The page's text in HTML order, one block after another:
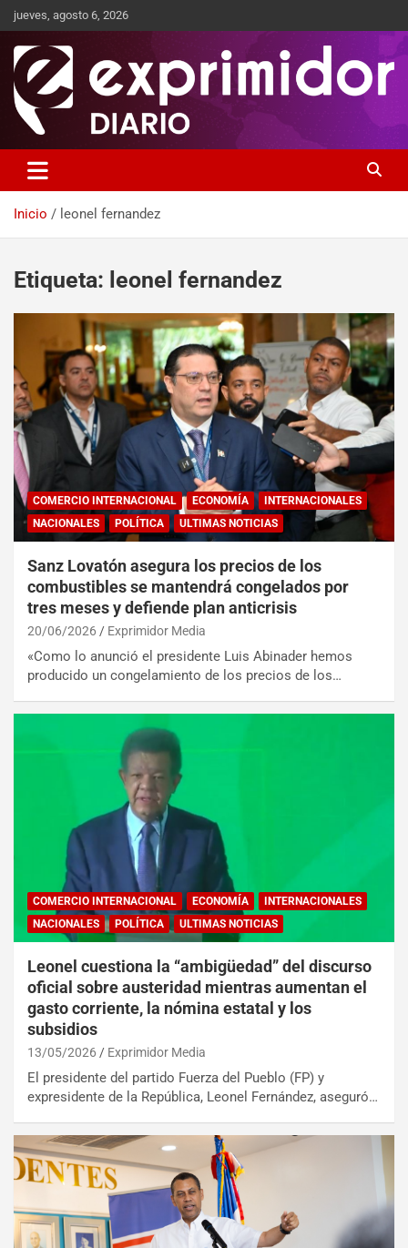
jueves, agosto 6, 2026
Exprimidor media
Inicio leonel fernandez
Etiqueta: leonel fernandez
COMERCIO INTERNACIONAL ECONOMÍA
INTERNACIONALES
NACIONALES
POLÍTICA ULTIMAS NOTICIAS
Sanz Lovatón asegura los precios de los
combustibles se mantendrá congelados por
tres meses y defiende plan anticrisis
20/06/2026 Exprimidor Media
«Como lo anunció el presidente Luis Abinader hemos
producido un congelamiento de los precios de los…
COMERCIO INTERNACIONAL ECONOMÍA
INTERNACIONALES
NACIONALES
POLÍTICA ULTIMAS NOTICIAS
Leonel cuestiona la “ambigüedad” del discurso
oficial sobre austeridad mientras aumentan el
gasto corriente, la nómina estatal y los
subsidios
13/05/2026 Exprimidor Media
El presidente del partido Fuerza del Pueblo (FP) y
expresidente de la República, Leonel Fernández, aseguró…